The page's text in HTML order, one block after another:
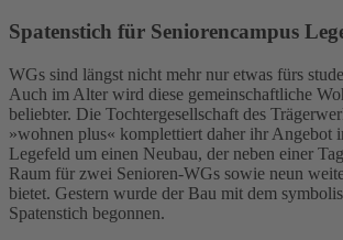
Spatenstich für Seniorencampus
WGs sind längst nicht mehr nur etwas fürs
Auch im Alter wird diese gemeinschaftliche
beliebter. Die Tochtergesellschaft des
»wohnen plus« komplettiert daher ihr Angebot
Legefeld um einen Neubau, der neben einer
Raum für zwei Senioren-WGs sowie neun
bietet. Gestern wurde der Bau mit dem
Spatenstich begonnen.